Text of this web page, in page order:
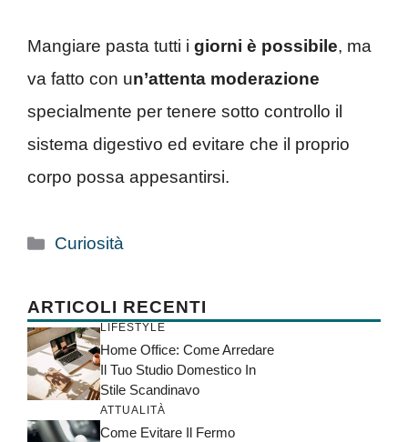
Mangiare pasta tutti i giorni è possibile, ma
va fatto con un’attenta moderazione
specialmente per tenere sotto controllo il
sistema digestivo ed evitare che il proprio
corpo possa appesantirsi.
Categorie
Curiosità
ARTICOLI RECENTI
LIFESTYLE
Home Office: Come Arredare
Il Tuo Studio Domestico In
Stile Scandinavo
ATTUALITÀ
Come Evitare Il Fermo